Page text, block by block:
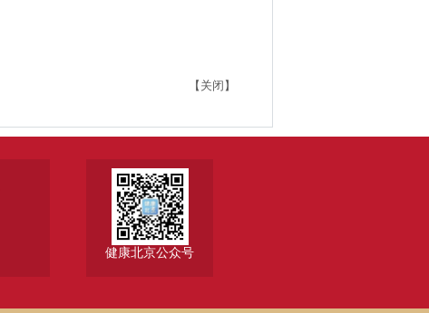
【关闭】
健康北京公众号